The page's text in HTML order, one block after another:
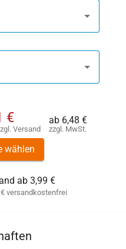
€
Versand
ab 6,48 €
zzgl. MwSt.
wählen
ab 3,99 €
versandkostenfrei